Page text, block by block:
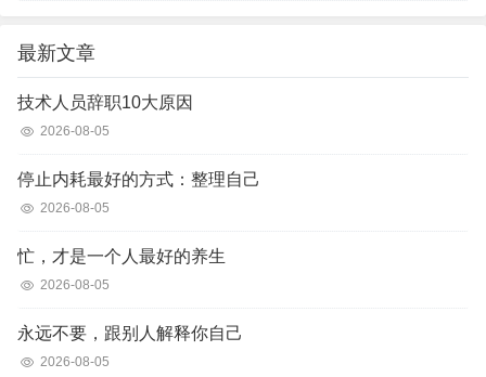
最新文章
技术人员辞职10大原因
2026-08-05
停止内耗最好的方式：整理自己
2026-08-05
忙，才是一个人最好的养生
2026-08-05
永远不要，跟别人解释你自己
2026-08-05